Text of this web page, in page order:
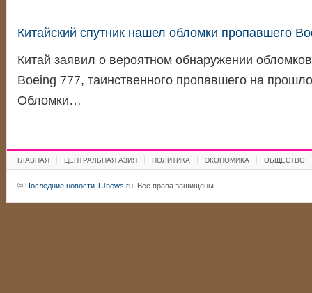
Китайский спутник нашел обломки пропавшего
Китай заявил о вероятном обнаружении
Boeing 777, таинственного пропавшего на
Обломки…
ГЛАВНАЯ ЦЕНТРАЛЬНАЯ АЗИЯ ПОЛИТИКА ЭКОНОМИКА ОБЩЕСТВО
© Последние новости TJnews.ru. Все права защищены.